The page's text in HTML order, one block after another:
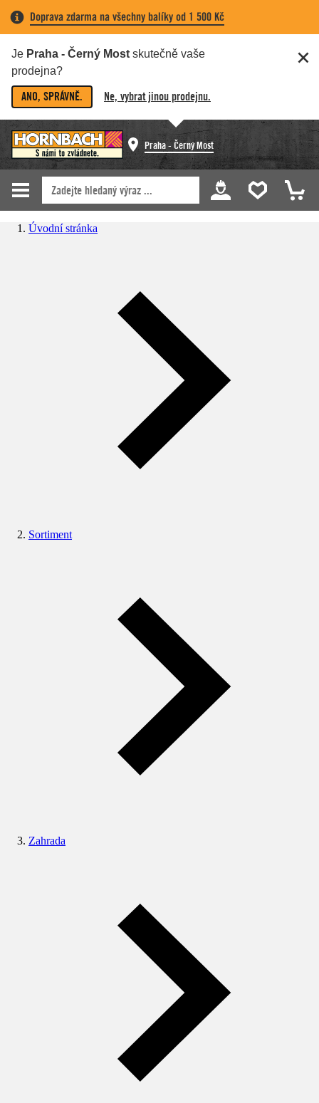
Doprava zdarma na všechny balíky od 1 500 Kč
Je Praha - Černý Most skutečně vaše
prodejna?
ANO, SPRÁVNĚ. Ne, vybrat jinou prodejnu.
Praha - Černý Most
Úvodní stránka
Sortiment
Zahrada